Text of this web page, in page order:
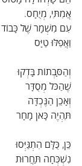
אֲמִתִּי, מְיֻחָס.
עִם מִשְׁמָר שֶׁל כָּבוֹד
וַאֲפִלּוּ טַיָּס
וְהַסָּבְתוֹת בָּדְקוּ
שֶׁהַכֹּל מְסֻדָּר
וְאָכֵן הַנֶּכְדָּה
תִּהְיֶה כָּאן מָחָר
כֵּן, כֻּלָּם הִתְגַּיְּסוּ
נִשְׁכְּחָה תַּחֲרוּת